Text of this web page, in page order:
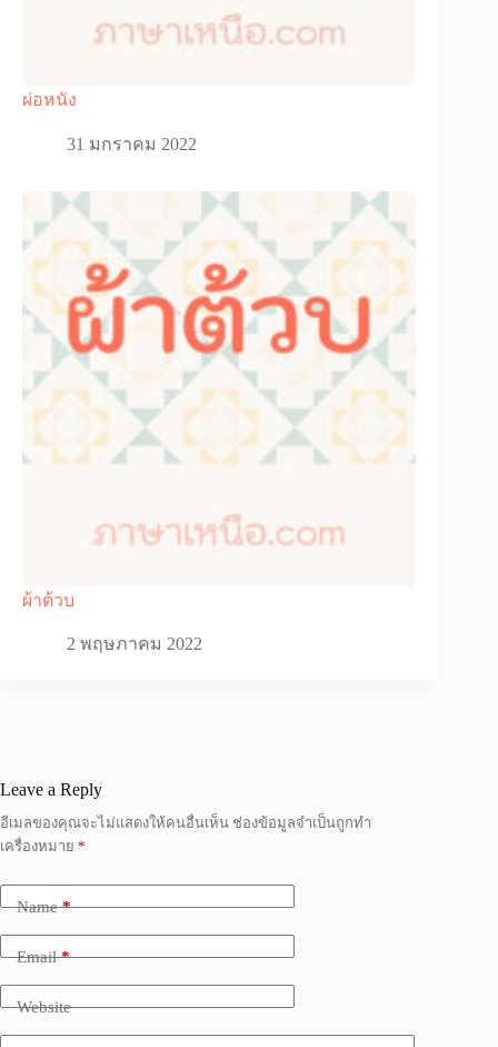
ผ่อหนัง
31 มกราคม 2022
ผ้าต้วบ
2 พฤษภาคม 2022
Leave a Reply
อีเมลของคุณจะไม่แสดงให้คนอื่นเห็น ช่องข้อมูลจำเป็นถูกทำ
เครื่องหมาย *
Name*
Email*
Website